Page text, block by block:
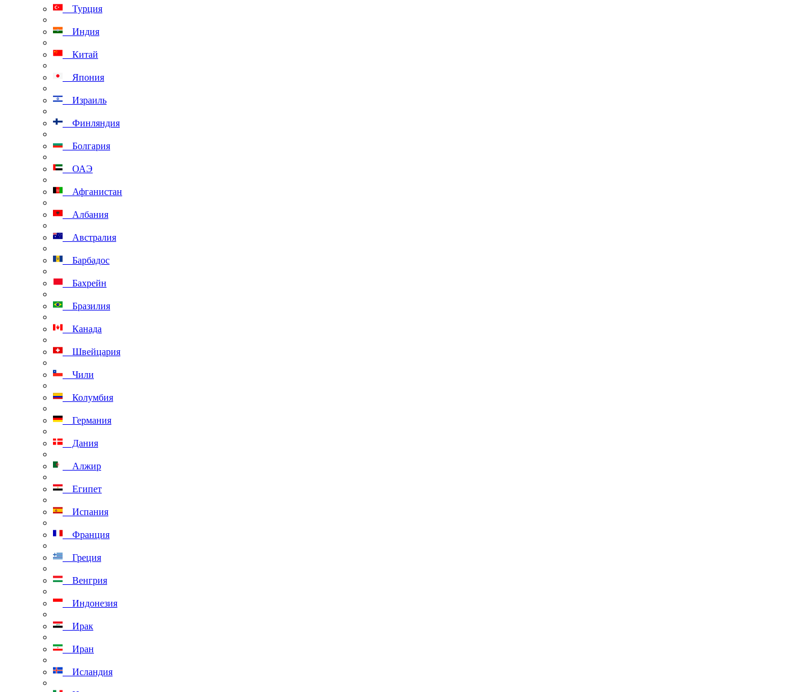
Турция
Индия
Китай
Япония
Израиль
Финляндия
Болгария
ОАЭ
Афганистан
Албания
Австралия
Барбадос
Бахрейн
Бразилия
Канада
Швейцария
Чили
Колумбия
Германия
Дания
Алжир
Египет
Испания
Франция
Греция
Венгрия
Индонезия
Ирак
Иран
Исландия